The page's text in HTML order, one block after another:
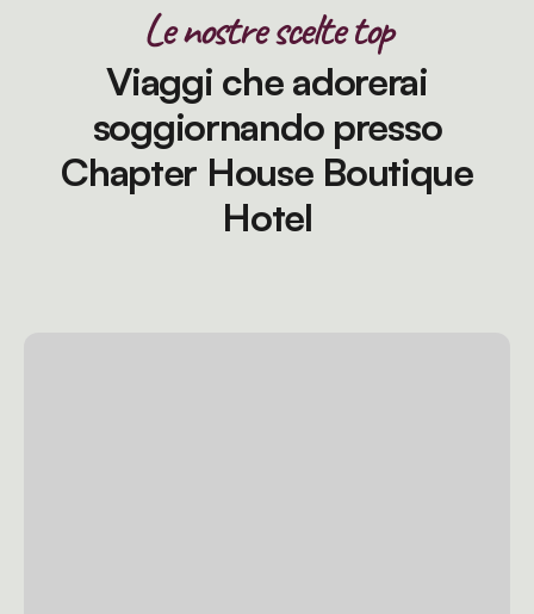
Le nostre scelte top
Viaggi che adorerai
soggiornando presso
Chapter House Boutique
Hotel